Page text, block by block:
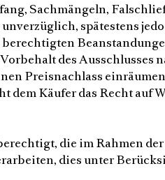
Sachmängeln,
spätestens
des Ausschlusses
Preisnachlass
dem Käufer das Recht auf
die im Rahmen
dies unter